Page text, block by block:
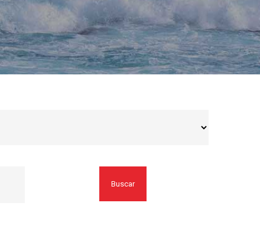
Buscar